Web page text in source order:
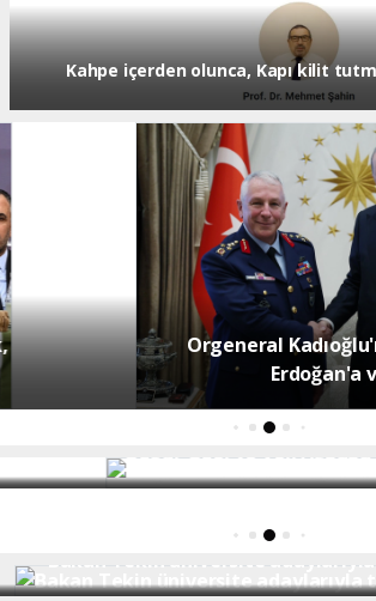
Kahpe içerden olunca, Kapı kilit tutmaz
Orgeneral Kadıoğlu'ndan
Erdoğan'a veda
Özgür Özel ve Veli Ağbaba için
Bakan Tekin üniversite adaylarıyla